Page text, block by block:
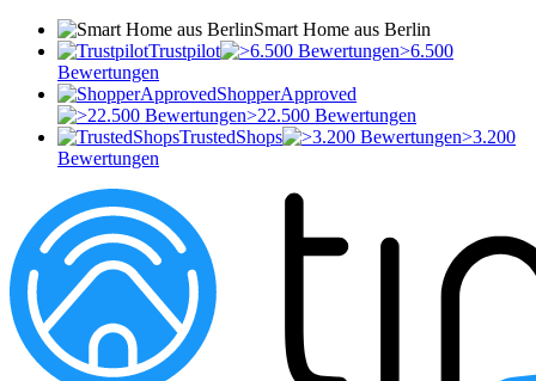
Smart Home aus Berlin
Trustpilot
>6.500
Bewertungen
ShopperApproved
>22.500 Bewertungen
TrustedShops
>3.200
Bewertungen